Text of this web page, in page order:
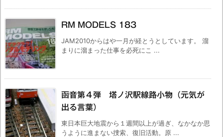
RM MODELS 183
JAM2010からはや一月が経とうとしています。 溜
まりに溜まった仕事を必死にこ ...
函音第４弾 塔ノ沢駅線路小物（元気が
出る言葉）
東日本巨大地震から１週間以上が過ぎ、なかなか思
うように進まない捜索、復旧活動。原 ...